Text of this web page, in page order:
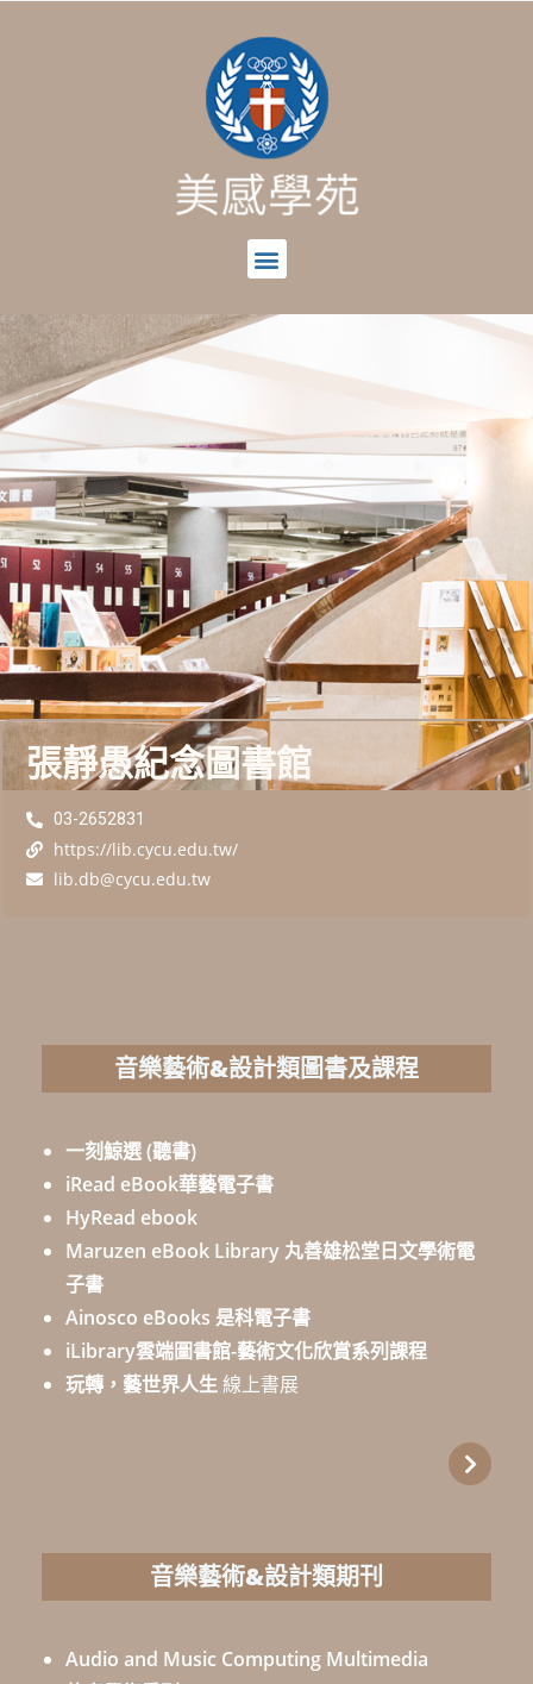
張靜愚紀念圖書館
03-2652831
https://lib.cycu.edu.tw/
lib.db@cycu.edu.tw
音樂藝術&設計類圖書及課程
一刻鯨選 (聽書)
iRead eBook華藝電子書
HyRead ebook
Maruzen eBook Library 丸善雄松堂日文學術電
子書
Ainosco eBooks 是科電子書
iLibrary雲端圖書館-藝術文化欣賞系列課程
玩轉，藝世界人生線上書展
音樂藝術&設計類期刊
Audio and Music Computing Multimedia